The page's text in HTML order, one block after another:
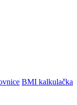
BMI kalkulačka